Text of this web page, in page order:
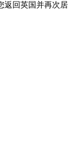
返回英国并再次居